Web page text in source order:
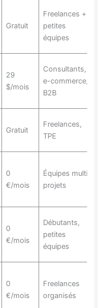
Gratuit
Freelances +
petites
équipes
29
$/mois
Consultants,
e-commerce,
B2B
Gratuit
Freelances,
TPE
0
€/mois
Équipes multi-
projets
0
€/mois
Débutants,
petites
équipes
0
€/mois
Freelances
organisés